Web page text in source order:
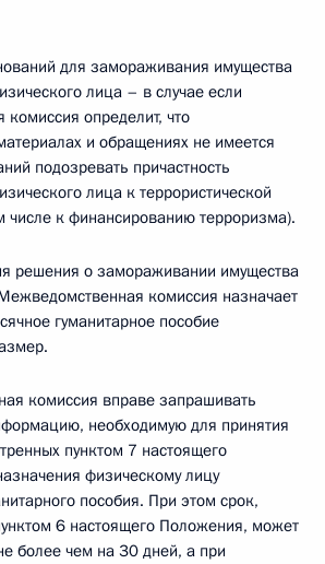
для замораживания имущества
лица – в случае если
определит, что
и обращениях не имеется
подозревать причастность
лица к террористической
числе к финансированию терроризма).
решения о замораживании имущества
комиссия назначает
гуманитарное пособие
комиссия вправе запрашивать
необходимую для принятия
пунктом 7 настоящего
физическому лицу
пособия. При этом срок,
6 настоящего Положения, может
более чем на 30 дней, а при